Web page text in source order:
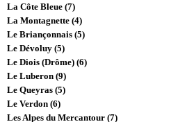
La Côte Bleue (7)
La Montagnette (4)
Le Briançonnais (5)
Le Dévoluy (5)
Le Diois (Drôme) (6)
Le Luberon (9)
Le Queyras (5)
Le Verdon (6)
Les Alpes du Mercantour (7)